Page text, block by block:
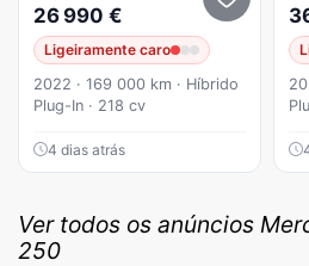
26 990 €
Ligeiramente caro
2022 · 169 000 km · Híbrido
Plug-In · 218 cv
4 dias atrás
Ver todos os anúncios
250